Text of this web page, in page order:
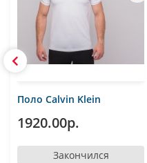
Поло Calvin Klein
1920.00р.
Закончился